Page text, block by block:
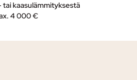
tai kaasulämmityksestä
4 000 €